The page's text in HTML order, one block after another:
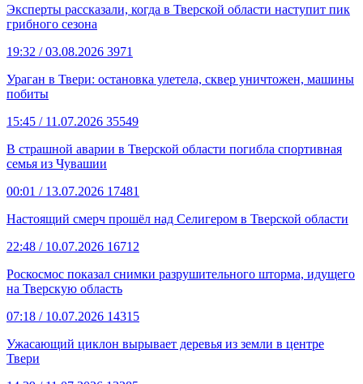
Эксперты рассказали, когда в Тверской области наступит пик
грибного сезона
19:32 / 03.08.2026 3971
Ураган в Твери: остановка улетела, сквер уничтожен, машины
побиты
15:45 / 11.07.2026 35549
В страшной аварии в Тверской области погибла спортивная
семья из Чувашии
00:01 / 13.07.2026 17481
Настоящий смерч прошёл над Селигером в Тверской области
22:48 / 10.07.2026 16712
Роскосмос показал снимки разрушительного шторма, идущего
на Тверскую область
07:18 / 10.07.2026 14315
Ужасающий циклон вырывает деревья из земли в центре
Твери